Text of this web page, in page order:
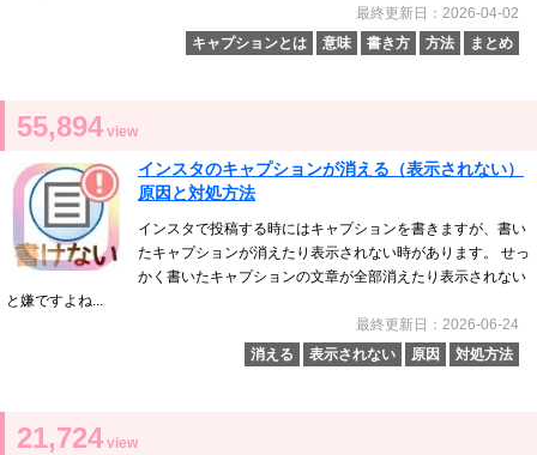
最終更新日：2026-04-02
キャプションとは
意味 書き方 方法 まとめ
55,894 view
インスタのキャプションが消える（表示されない）
原因と対処方法
インスタで投稿する時にはキャプションを書きますが、書い
たキャプションが消えたり表示されない時があります。 せっ
かく書いたキャプションの文章が全部消えたり表示されない
と嫌ですよね...
最終更新日：2026-06-24
消える
表示されない 原因 対処方法
21,724 view